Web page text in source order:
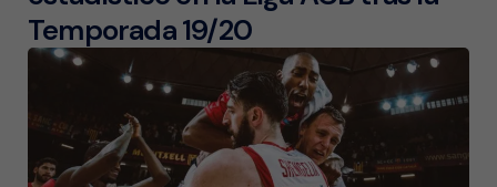
Temporada 19/20